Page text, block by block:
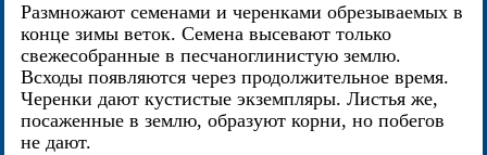
Размножают семенами и черенками обрезываемых в
конце зимы веток. Семена высевают только
свежесобранные в песчаноглинистую землю.
Всходы появляются через продолжительное время.
Черенки дают кустистые экземпляры. Листья же,
посаженные в землю, образуют корни, но побегов
не дают.